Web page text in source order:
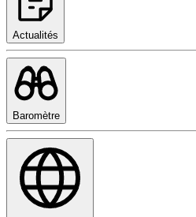
Actualités
Baromètre